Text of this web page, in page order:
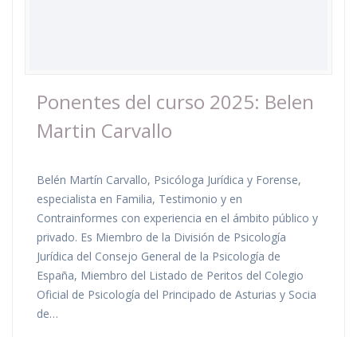
Ponentes del curso 2025: Belen
Martin Carvallo
Belén Martín Carvallo, Psicóloga Jurídica y Forense,
especialista en Familia, Testimonio y en
Contrainformes con experiencia en el ámbito público y
privado. Es Miembro de la División de Psicología
Jurídica del Consejo General de la Psicología de
España, Miembro del Listado de Peritos del Colegio
Oficial de Psicología del Principado de Asturias y Socia
de…